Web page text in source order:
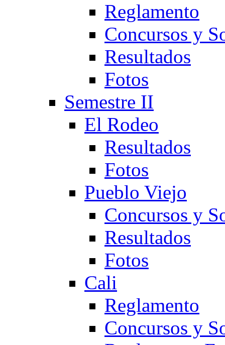
Reglamento
Concursos y
Resultados
Fotos
Semestre II
El Rodeo
Resultados
Fotos
Pueblo Viejo
Concursos y
Resultados
Fotos
Cali
Reglamento
Concursos y